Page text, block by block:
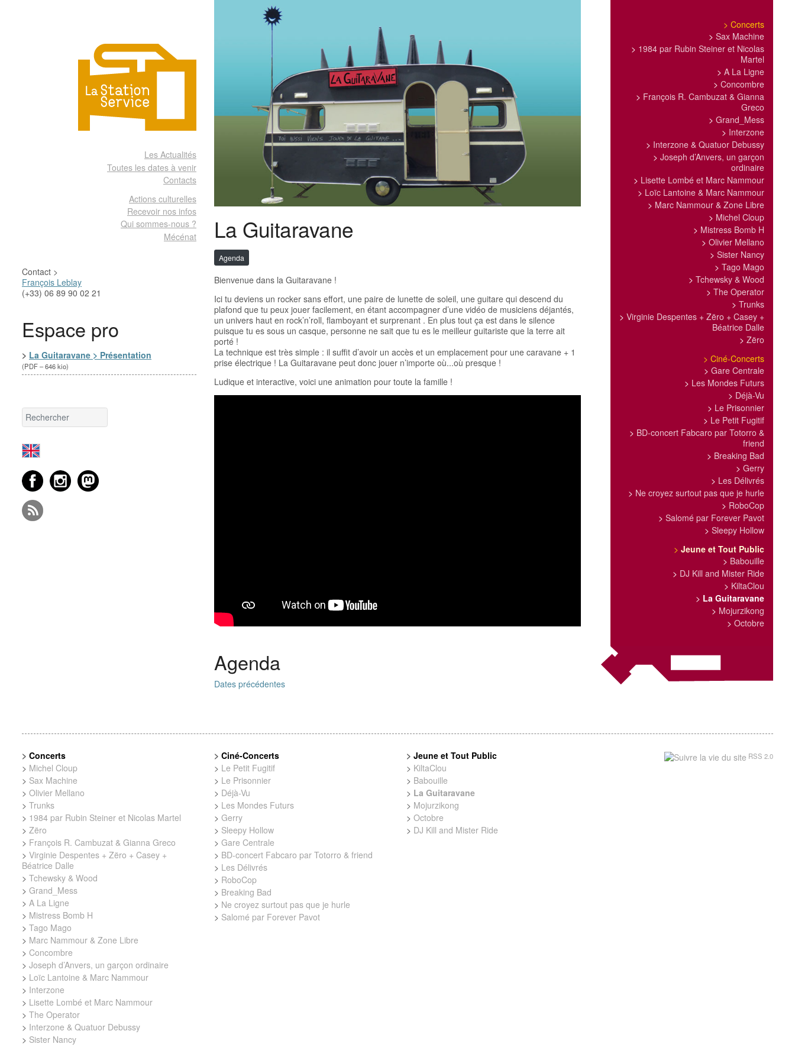
Les Actualités
Toutes les dates à venir
Contacts
Actions culturelles
Recevoir nos infos
Qui sommes-nous ?
Mécénat
Contact >
François Leblay
(+33) 06 89 90 02 21‬
Espace pro
> La Guitaravane > Présentation
(PDF – 646 kio)
La Guitaravane
Agenda
Bienvenue dans la Guitaravane !
Ici tu deviens un rocker sans effort, une paire de lunette de soleil, une guitare qui descend du
plafond que tu peux jouer facilement, en étant accompagner d’une vidéo de musiciens déjantés,
un univers haut en rock’n’roll, flamboyant et surprenant . En plus tout ça est dans le silence
puisque tu es sous un casque, personne ne sait que tu es le meilleur guitariste que la terre ait
porté !
La technique est très simple : il suffit d’avoir un accès et un emplacement pour une caravane + 1
prise électrique ! La Guitaravane peut donc jouer n’importe où...où presque !
Ludique et interactive, voici une animation pour toute la famille !
Agenda
Dates précédentes
> Concerts
> Sax Machine
> 1984 par Rubin Steiner et Nicolas
Martel
> A La Ligne
> Concombre
> François R. Cambuzat & Gianna
Greco
> Grand_Mess
> Interzone
> Interzone & Quatuor Debussy
> Joseph d’Anvers, un garçon
ordinaire
> Lisette Lombé et Marc Nammour
> Loïc Lantoine & Marc Nammour
> Marc Nammour & Zone Libre
> Michel Cloup
> Mistress Bomb H
> Olivier Mellano
> Sister Nancy
> Tago Mago
> Tchewsky & Wood
> The Operator
> Trunks
> Virginie Despentes + Zëro + Casey +
Béatrice Dalle
> Zëro
> Ciné-Concerts
> Gare Centrale
> Les Mondes Futurs
> Déjà-Vu
> Le Prisonnier
> Le Petit Fugitif
> BD-concert Fabcaro par Totorro &
friend
> Breaking Bad
> Gerry
> Les Délivrés
> Ne croyez surtout pas que je hurle
> RoboCop
> Salomé par Forever Pavot
> Sleepy Hollow
> Jeune et Tout Public
> Babouille
> DJ Kill and Mister Ride
> KiltaClou
> La Guitaravane
> Mojurzikong
> Octobre
> Concerts
> Michel Cloup
> Sax Machine
> Olivier Mellano
> Trunks
> 1984 par Rubin Steiner et Nicolas Martel
> Zëro
> François R. Cambuzat & Gianna Greco
> Virginie Despentes + Zëro + Casey +
Béatrice Dalle
> Tchewsky & Wood
> Grand_Mess
> A La Ligne
> Mistress Bomb H
> Tago Mago
> Marc Nammour & Zone Libre
> Concombre
> Joseph d’Anvers, un garçon ordinaire
> Loïc Lantoine & Marc Nammour
> Interzone
> Lisette Lombé et Marc Nammour
> The Operator
> Interzone & Quatuor Debussy
> Sister Nancy
> Ciné-Concerts
> Le Petit Fugitif
> Le Prisonnier
> Déjà-Vu
> Les Mondes Futurs
> Gerry
> Sleepy Hollow
> Gare Centrale
> BD-concert Fabcaro par Totorro & friend
> Les Délivrés
> RoboCop
> Breaking Bad
> Ne croyez surtout pas que je hurle
> Salomé par Forever Pavot
> Jeune et Tout Public
> KiltaClou
> Babouille
> La Guitaravane
> Mojurzikong
> Octobre
> DJ Kill and Mister Ride
RSS 2.0